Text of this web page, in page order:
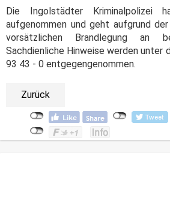
Die Ingolstädter Kriminalpolizei
aufgenommen und geht aufgrund
vorsätzlichen Brandlegung an
Sachdienliche Hinweise werden unter
93 43 - 0 entgegengenommen.
Zurück